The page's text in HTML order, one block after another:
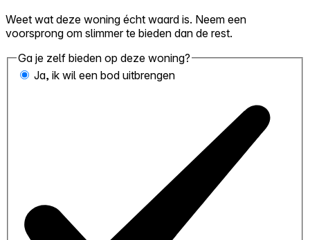
Weet wat deze woning écht waard is. Neem een
voorsprong om slimmer te bieden dan de rest.
Ga je zelf bieden op deze woning?
Ja, ik wil een bod uitbrengen